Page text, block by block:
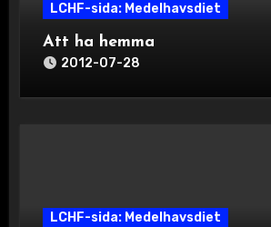
LCHF-sida: Medelhavsdiet
Att ha hemma
2012-07-28
LCHF-sida: Medelhavsdiet